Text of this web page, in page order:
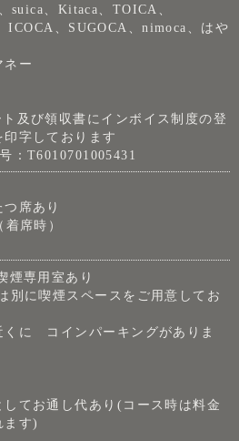
suica、Kitaca、TOICA、
ICOCA、SUGOCA、nimoca、はや
ー
及び領収書にインボイス制度の登
印字しております
：T6010701005431
席あり
席時）
煙専用室あり
別に喫煙スペースをご用意してお
くに コインパーキングがありま
てお通し代あり(コース時は料金
ます)